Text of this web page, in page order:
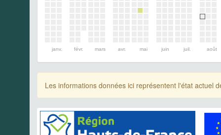
janv. févr. mars avr. mai juin juil. août
Les informations données ici représentent l'état actuel